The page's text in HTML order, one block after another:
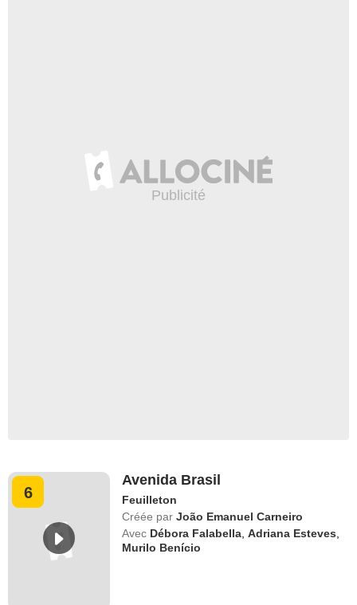
6
Avenida Brasil
Feuilleton
Créée par João Emanuel Carneiro
Avec Débora Falabella ,Adriana Esteves
Murilo Benício